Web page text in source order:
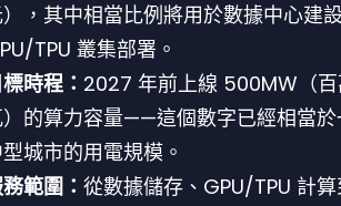
，其中相當比例將用於數據中心建
TPU 叢集部署。
標時程： 2027 年前上線 500MW（
）的算力容量——這個數字已經相當於
城市的用電規模。
範圍： 從數據儲存、GPU/TPU 計